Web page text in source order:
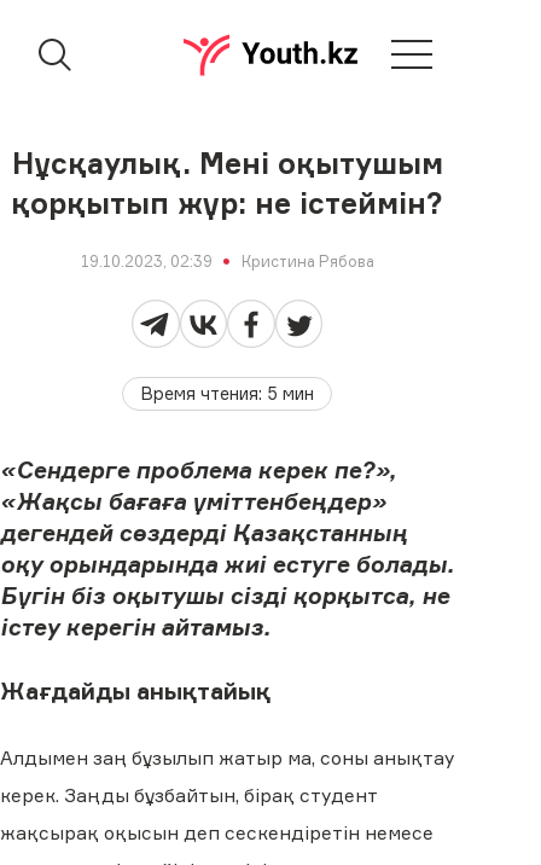
Нұсқаулық. Мені оқытушым
қорқытып жүр: не істеймін?
19.10.2023, 02:39 Кристина Рябова
Время чтения: 5 мин
«Сендерге проблема керек пе?»,
«Жақсы бағаға үміттенбеңдер»
дегендей сөздерді Қазақстанның
оқу орындарында жиі естуге болады.
Бүгін біз оқытушы сізді қорқытса, не
істеу керегін айтамыз.
Жағдайды анықтайық
Алдымен заң бұзылып жатыр ма, соны анықтау
керек. Заңды бұзбайтын, бірақ студент
жақсырақ оқысын деп сескендіретін немесе